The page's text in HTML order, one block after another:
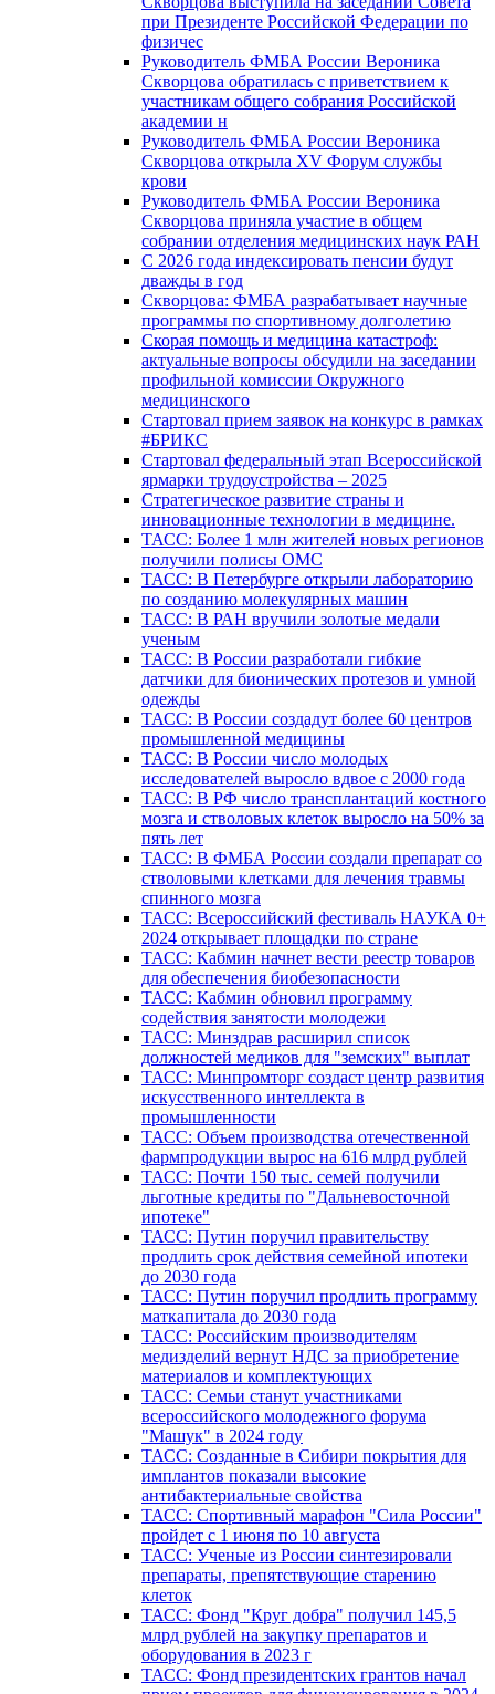
при Президенте Российской Федерации по
физичес
Руководитель ФМБА России Вероника
Скворцова обратилась с приветствием к
участникам общего собрания Российской
академии н
Руководитель ФМБА России Вероника
Скворцова открыла XV Форум службы
крови
Руководитель ФМБА России Вероника
Скворцова приняла участие в общем
собрании отделения медицинских наук РАН
С 2026 года индексировать пенсии будут
дважды в год
Скворцова: ФМБА разрабатывает научные
программы по спортивному долголетию
Скорая помощь и медицина катастроф:
актуальные вопросы обсудили на заседании
профильной комиссии Окружного
медицинского
Стартовал прием заявок на конкурс в рамках
#БРИКС
Стартовал федеральный этап Всероссийской
ярмарки трудоустройства – 2025
Стратегическое развитие страны и
инновационные технологии в медицине.
ТАСС: Более 1 млн жителей новых регионов
получили полисы ОМС
ТАСС: В Петербурге открыли лабораторию
по созданию молекулярных машин
ТАСС: В РАН вручили золотые медали
ученым
ТАСС: В России разработали гибкие
датчики для бионических протезов и умной
одежды
ТАСС: В России создадут более 60 центров
промышленной медицины
ТАСС: В России число молодых
исследователей выросло вдвое с 2000 года
ТАСС: В РФ число трансплантаций костного
мозга и стволовых клеток выросло на 50% за
пять лет
ТАСС: В ФМБА России создали препарат со
стволовыми клетками для лечения травмы
спинного мозга
ТАСС: Всероссийский фестиваль НАУКА 0+
2024 открывает площадки по стране
ТАСС: Кабмин начнет вести реестр товаров
для обеспечения биобезопасности
ТАСС: Кабмин обновил программу
содействия занятости молодежи
ТАСС: Минздрав расширил список
должностей медиков для "земских" выплат
ТАСС: Минпромторг создаст центр развития
искусственного интеллекта в
промышленности
ТАСС: Объем производства отечественной
фармпродукции вырос на 616 млрд рублей
ТАСС: Почти 150 тыс. семей получили
льготные кредиты по "Дальневосточной
ипотеке"
ТАСС: Путин поручил правительству
продлить срок действия семейной ипотеки
до 2030 года
ТАСС: Путин поручил продлить программу
маткапитала до 2030 года
ТАСС: Российским производителям
медизделий вернут НДС за приобретение
материалов и комплектующих
ТАСС: Семьи станут участниками
всероссийского молодежного форума
"Машук" в 2024 году
ТАСС: Созданные в Сибири покрытия для
имплантов показали высокие
антибактериальные свойства
ТАСС: Спортивный марафон "Сила России"
пройдет с 1 июня по 10 августа
ТАСС: Ученые из России синтезировали
препараты, препятствующие старению
клеток
ТАСС: Фонд "Круг добра" получил 145,5
млрд рублей на закупку препаратов и
оборудования в 2023 г
ТАСС: Фонд президентских грантов начал